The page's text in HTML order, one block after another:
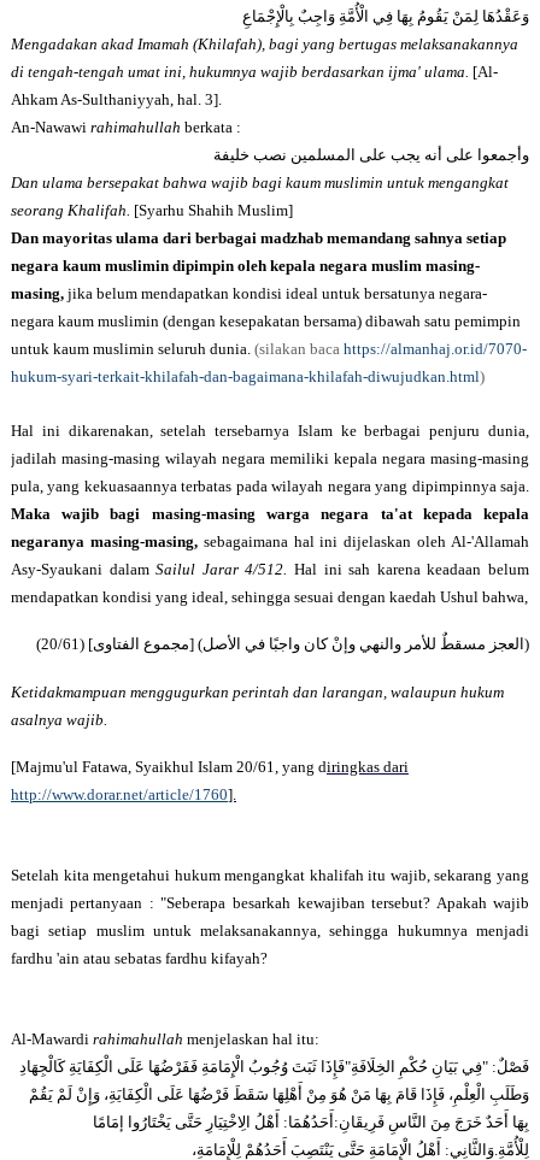
وَعَقْدُهَا لِمَنْ يَقُومُ بِهَا فِي الْأُمَّةِ وَاجِبٌ بِالْإِجْمَاعِ
Mengadakan akad Imamah (Khilafah), bagi yang bertugas melaksanakannya
di tengah-tengah umat ini, hukumnya wajib berdasarkan ijma' ulama. [Al-
Ahkam As-Sulthaniyyah, hal. 3].
An-Nawawi rahimahullah berkata :
وأجمعوا على أنه يجب على المسلمين نصب خليفة
Dan ulama bersepakat bahwa wajib bagi kaum muslimin untuk mengangkat
seorang Khalifah. [Syarhu Shahih Muslim]
Dan mayoritas ulama dari berbagai madzhab memandang sahnya setiap
negara kaum muslimin dipimpin oleh kepala negara muslim masing-
masing,jika belum mendapatkan kondisi ideal untuk bersatunya negara-
negara kaum muslimin (dengan kesepakatan bersama) dibawah satu pemimpin
untuk kaum muslimin seluruh dunia. (silakan baca https://almanhaj.or.id/7070-
hukum-syari-terkait-khilafah-dan-bagaimana-khilafah-diwujudkan.html)
Hal ini dikarenakan, setelah tersebarnya Islam ke berbagai penjuru dunia,
jadilah masing-masing wilayah negara memiliki kepala negara masing-masing
pula, yang kekuasaannya terbatas pada wilayah negara yang dipimpinnya saja.
Maka wajib bagi masing-masing warga negara ta'at kepada kepala
negaranya masing-masing, sebagaimana hal ini dijelaskan olehAl-'Allamah
Asy-Syaukani dalamSailul Jarar 4/512. Hal ini sah karena keadaan belum
mendapatkan kondisi yang ideal, sehingga sesuai dengan kaedah Ushul bahwa,
(العجز مسقطٌ للأمر والنهي وإنْ كان واجبًا في الأصل) [مجموع الفتاوى] (20/61)
Ketidakmampuan menggugurkan perintah dan larangan, walaupun hukum
asalnya wajib.
[Majmu'ul Fatawa, Syaikhul Islam 20/61, yang diringkas dari
http://www.dorar.net/article/1760].
Setelah kita mengetahui hukum mengangkat khalifah itu wajib, sekarang yang
menjadi pertanyaan : "Seberapa besarkah kewajiban tersebut? Apakah wajib
bagi setiap muslim untuk melaksanakannya, sehingga hukumnya menjadi
fardhu 'ain atau sebatas fardhu kifayah?
Al-Mawardi rahimahullah menjelaskan hal itu:
فَصْلٌ: "فِي بَيَانِ حُكْمِ الخِلَافَةِ"فَإِذَا ثَبَتَ وُجُوبُ الْإِمَامَةِ فَفَرْضُهَا عَلَى الْكِفَايَةِ كَالْجِهَادِ
وَطَلَبِ الْعِلْمِ، فَإِذَا قَامَ بِهَا مَنْ هُوَ مِنْ أَهْلِهَا سَقَطَ فَرْضُهَا عَلَى الْكِفَايَةِ، وَإِنْ لَمْ يَقُمْ
بِهَا أَحَدٌ خَرَجَ مِنَ النَّاسِ فَرِيقَانِ:أَحَدُهُمَا: أَهْلُ الِاخْتِيَارِ حَتَّى يَخْتَارُوا إمَامًا
لِلْأُمَّةِ وَالثَّانِي: أَهْلُ الْإِمَامَةِ حَتَّى يَنْتَصِبَ أَحَدُهُمْ لِلْإِمَامَةِ،